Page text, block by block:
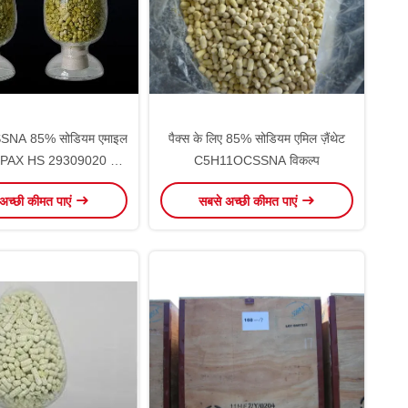
85% सोडियम एमाइल
HS 29309020 के
लिए
कीमत पाएं
पैक्स के लिए 85% सोडियम एमिल ज़ैंथेट
C5H11OCSSNA विकल्प
सबसे अच्छी कीमत पाएं